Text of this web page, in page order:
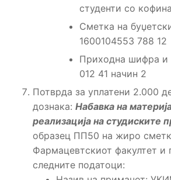
студенти со
Сметка на
1600104553 788 12
Приходна шифра и
012 41 начин 2
Потврда за уплатени 2.000
дознака: Набавка на
реализација на студиските
образец ПП50 на жиро
Фармацевтскиот факултет и
следните податоци: